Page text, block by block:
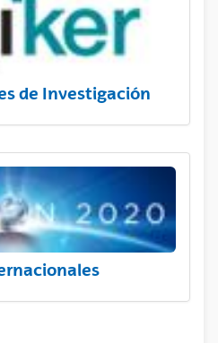
de Investigación